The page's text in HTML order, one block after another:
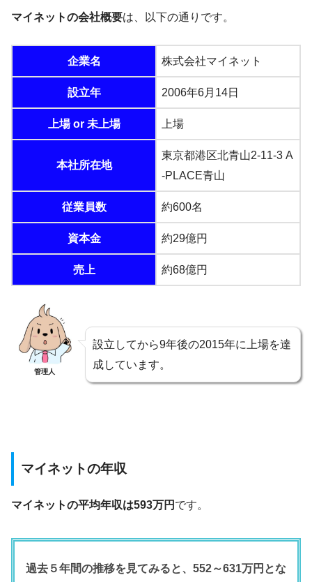
マイネットの会社概要は、以下の通りです。
企業名 株式会社マイネット
設立年 2006年6月14日
上場 or 未上場 上場
本社所在地
東京都港区北青山2-11-3 A
-PLACE青山
従業員数 約600名
資本金 約29億円
売上 約68億円
管理人
設立してから9年後の2015年に上場を達
成しています。
マイネットの年収
マイネットの平均年収は593万円 です。
過去５年間の推移を見てみると、552～631万円とな